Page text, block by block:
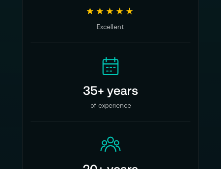
★★★★★
Excellent
35+ years
of experience